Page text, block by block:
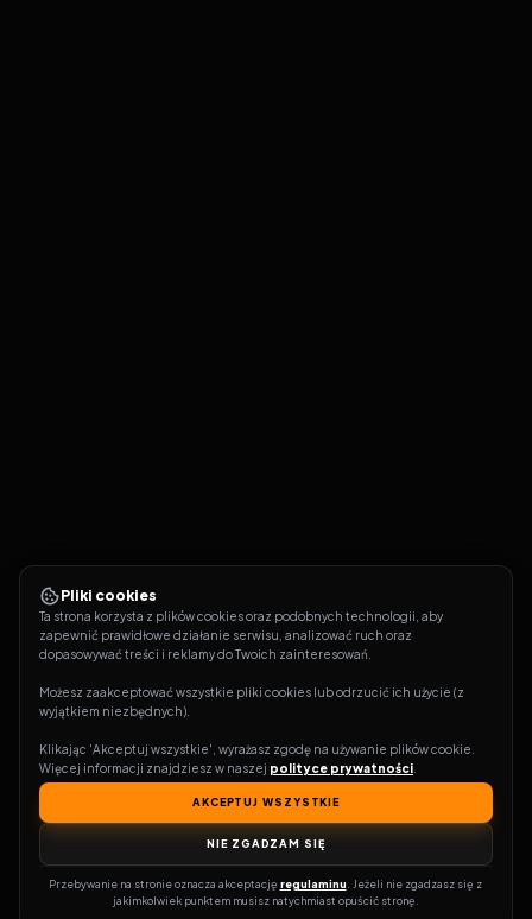
Pliki cookies
Ta strona korzysta z plików cookies oraz podobnych technologii, aby
zapewnić prawidłowe działanie serwisu, analizować ruch oraz
dopasowywać treści i reklamy do Twoich zainteresowań.
Możesz zaakceptować wszystkie pliki cookies lub odrzucić ich użycie (z
wyjątkiem niezbędnych).
Klikając 'Akceptuj wszystkie', wyrażasz zgodę na używanie plików cookie.
Więcej informacji znajdziesz w naszej polityce prywatności
AKCEPTUJ WSZYSTKIE
NIE ZGADZAM SIĘ
Przebywanie na stronie oznacza akceptację regulaminu . Jeżeli nie zgadzasz się z
jakimkolwiek punktem musisz natychmiast opuścić stronę.